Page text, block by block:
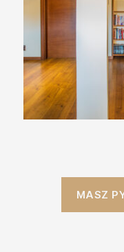
MASZ